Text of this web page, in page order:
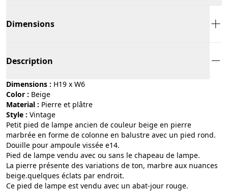
Dimensions
Description
Dimensions : H19 x W6
Color :
beige
Material :
pierre et plâtre
Style :
vintage
Petit pied de lampe ancien de couleur beige en pierre
marbrée en forme de colonne en balustre avec un pied rond.
Douille pour ampoule vissée e14.
Pied de lampe vendu avec ou sans le chapeau de lampe.
La pierre présente des variations de ton, marbre aux nuances
beige.quelques éclats par endroit.
Ce pied de lampe est vendu avec un abat-jour rouge.